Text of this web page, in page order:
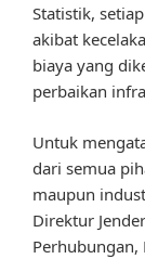
Statistik,
akibat
biaya yang
perbaikan
Untuk
dari semua
maupun
Direktur
Perhubungan,